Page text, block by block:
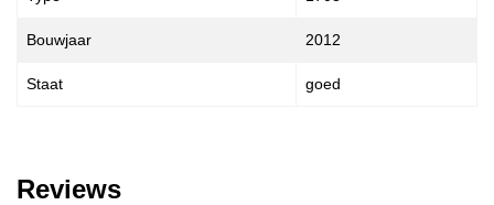
Bouwjaar 2012
Staat goed
Reviews